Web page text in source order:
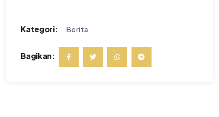
Kategori: Berita
Bagikan: